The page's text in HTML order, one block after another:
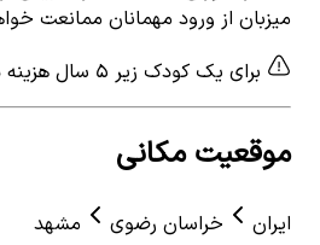
میزبان از ورود مهمانان ممانعت
برای یک کودک زیر ۵ سال هزینه دریافت نمی‌شود.
موقعیت مکانی
ایران خراسان رضوی
مشهد